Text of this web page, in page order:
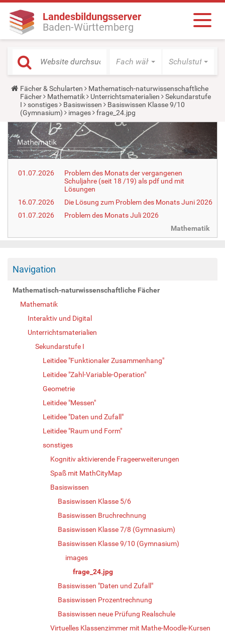
Landesbildungsserver
Baden-Württemberg
Fach wählen Schulstufe
Y
o
u
a
r
e
h
e
r
e
Fächer & Schularten
Mathematisch-naturwissenschaftliche
Fächer
Mathematik Unterrichtsmaterialien
Sekundarstufe
I
sonstiges Basiswissen
Basiswissen Klasse 9/10
(Gymnasium)
images frage_24.jpg
01.07.2026
Problem des Monats der vergangenen
Schuljahre (seit 18 /19) als pdf und mit
Lösungen
16.07.2026
Die Lösung zum Problem des Monats Juni 2026
01.07.2026
Problem des Monats Juli 2026
Mathematik
Navigation
Mathematisch-naturwissenschaftliche Fächer
Mathematik
Interaktiv und Digital
Unterrichtsmaterialien
Sekundarstufe I
Leitidee "Funktionaler Zusammenhang"
Leitidee "Zahl-Variable-Operation"
Geometrie
Leitidee "Messen"
Leitidee "Daten und Zufall"
Leitidee "Raum und Form"
sonstiges
Kognitiv aktivierende Frageerweiterungen
Spaß mit MathCityMap
Basiswissen
Basiswissen Klasse 5/6
Basiswissen Bruchrechnung
Basiswissen Klasse 7/8 (Gymnasium)
Basiswissen Klasse 9/10 (Gymnasium)
images
frage_24.jpg
Basiswissen "Daten und Zufall"
Basiswissen Prozentrechnung
Basiswissen neue Prüfung Realschule
Virtuelles Klassenzimmer mit Mathe-Moodle-Kursen